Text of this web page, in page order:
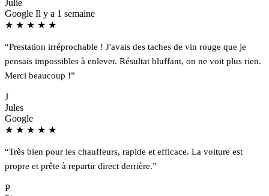
Julie
Google Il y a 1 semaine
★ ★ ★ ★ ★
“Prestation irréprochable ! J'avais des taches de vin rouge que je
pensais impossibles à enlever. Résultat bluffant, on ne voit plus rien.
Merci beaucoup !”
J
Jules
Google
★ ★ ★ ★ ★
“Très bien pour les chauffeurs, rapide et efficace. La voiture est
propre et prête à repartir direct derrière.”
P